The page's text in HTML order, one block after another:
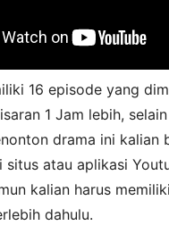
16 episode yang
1 Jam lebih,
drama ini kalian
situs atau aplikasi
kalian harus
dahulu.